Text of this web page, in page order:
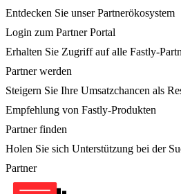
Entdecken Sie unser Partnerökosystem
Login zum Partner Portal
Erhalten Sie Zugriff auf alle Fastly-
Partner werden
Steigern Sie Ihre Umsatzchancen als
Empfehlung von Fastly-Produkten
Partner finden
Holen Sie sich Unterstützung bei der
Partner